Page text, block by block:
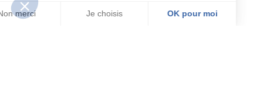
Non merci Je choisis OK pour moi